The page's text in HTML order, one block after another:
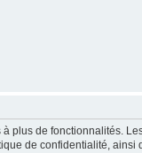
plus de fonctionnalités.
de confidentialité,